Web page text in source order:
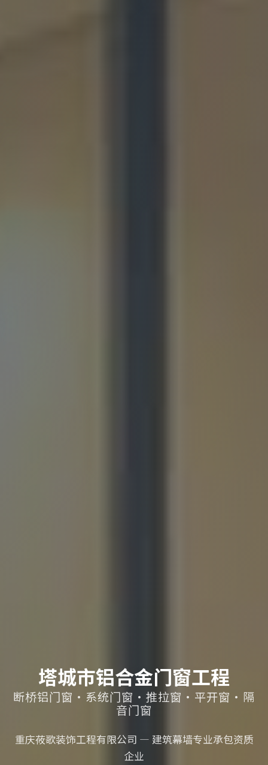
塔城市铝合金门窗工程
断桥铝门窗·系统门窗·推拉窗·平开窗·隔
音门窗
重庆莜歌装饰工程有限公司 — 建筑幕墙专业承包资质
企业